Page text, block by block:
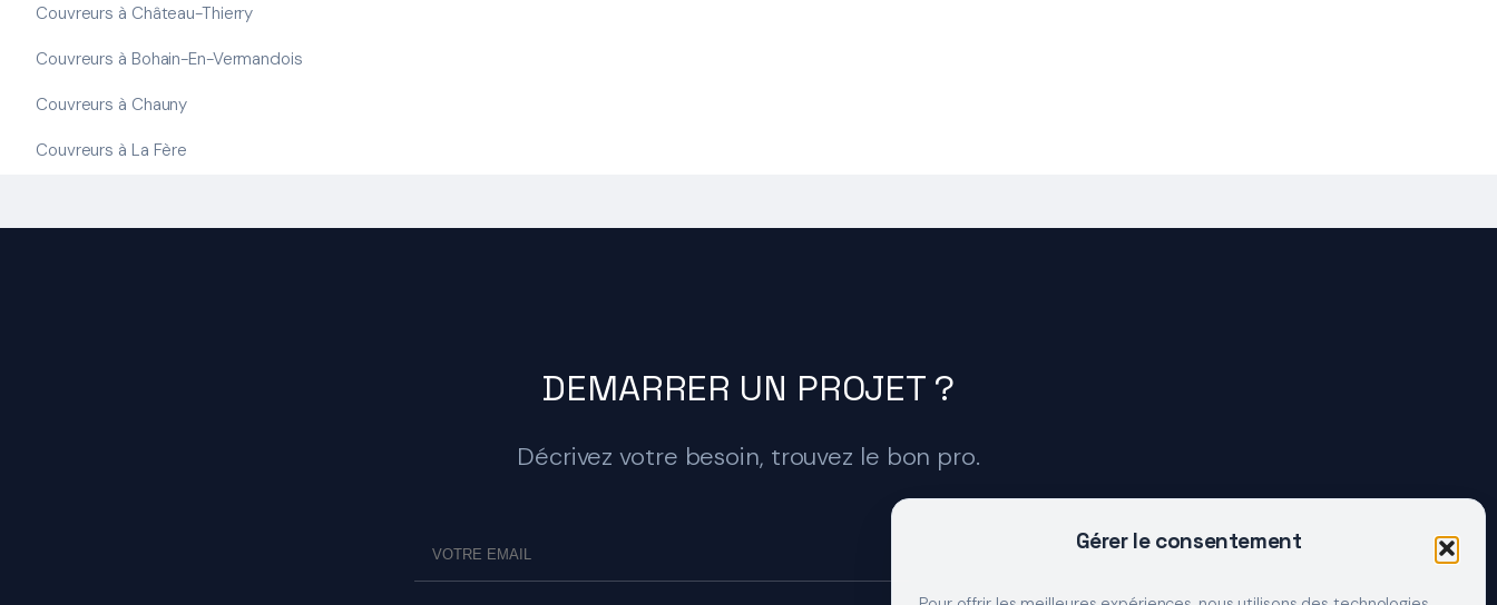
Gérer le consentement
Couvreurs à Château-Thierry
Couvreurs à Bohain-En-Vermandois
Couvreurs à Chauny
Couvreurs à La Fère
DEMARRER UN PROJET ?
Décrivez votre besoin, trouvez le bon pro.